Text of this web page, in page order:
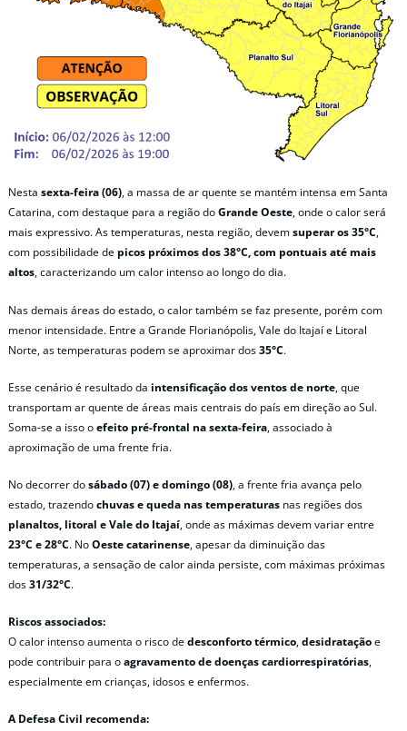
Nesta sexta-feira (06), a massa de ar quente se mantém intensa em Santa
Catarina, com destaque para a região doGrande Oeste, onde o calor será
mais expressivo. As temperaturas, nesta região, devemsuperar os 35°C,
com possibilidade de picos próximos dos 38°C, com pontuais até mais
altos, caracterizando um calor intenso ao longo do dia.
Nas demais áreas do estado, o calor também se faz presente, porém com
menor intensidade. Entre a Grande Florianópolis, Vale do Itajaí e Litoral
Norte, as temperaturas podem se aproximar dos35°C.
Esse cenário é resultado da intensificação dos ventos de norte, que
transportam ar quente de áreas mais centrais do país em direção ao Sul.
Soma-se a isso oefeito pré-frontal na sexta-feira, associado à
aproximação de uma frente fria.
No decorrer dosábado (07) e domingo (08), a frente fria avança pelo
estado, trazendochuvas e queda nas temperaturas nas regiões dos
planaltos, litoral e Vale do Itajaí, onde as máximas devem variar entre
23°C e 28°C. NoOeste catarinense, apesar da diminuição das
temperaturas, a sensação de calor ainda persiste, com máximas próximas
dos31/32°C.
Riscos associados:
O calor intenso aumenta o risco dedesconforto térmico,desidrataçãoe
pode contribuir para oagravamento de doenças cardiorrespiratórias,
especialmente em crianças, idosos e enfermos.
A Defesa Civil recomenda: